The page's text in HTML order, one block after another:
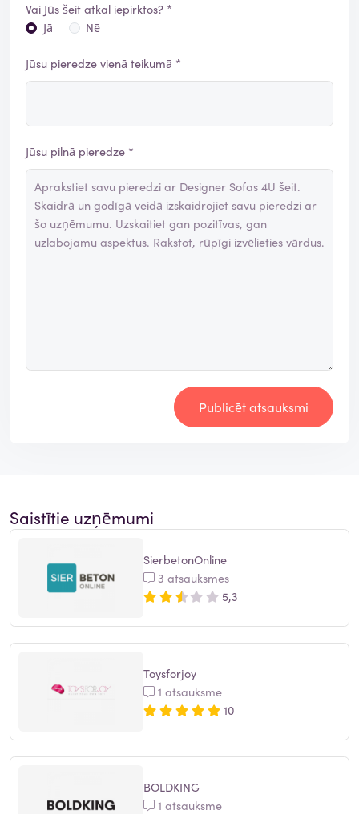
Vai Jūs šeit atkal iepirktos? *
Jā
Nē
Jūsu pieredze vienā teikumā *
Jūsu pilnā pieredze *
Publicēt atsauksmi
Saistītie uzņēmumi
SierbetonOnline
3 atsauksmes
5,3
Toysforjoy
1 atsauksme
10
BOLDKING
1 atsauksme